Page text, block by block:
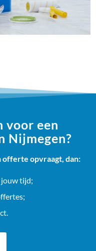
voor een
Nijmegen?
offerte opvraagt, dan:
jouw tijd;